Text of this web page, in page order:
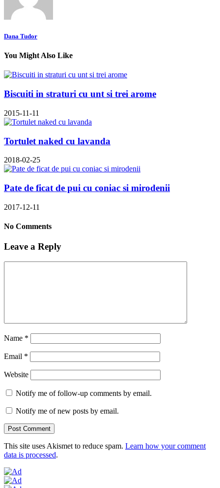
Dana Tudor
You Might Also Like
Biscuiti in straturi cu unt si trei arome
2015-11-11
Tortulet naked cu lavanda
2018-02-25
Pate de ficat de pui cu coniac si mirodenii
2017-12-11
No Comments
Leave a Reply
Name *
Email *
Website
Notify me of follow-up comments by email.
Notify me of new posts by email.
This site uses Akismet to reduce spam. Learn how your comment
data is processed.